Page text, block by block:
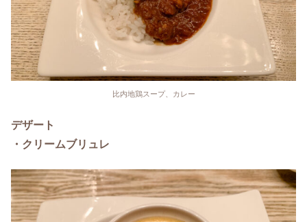
比内地鶏スープ、カレー
デザート
・クリームブリュレ